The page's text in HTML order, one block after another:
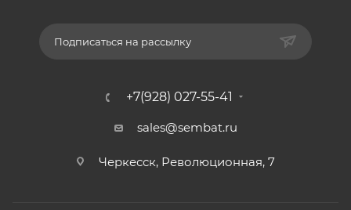
Подписаться на рассылку
+7(928) 027-55-41
sales@sembat.ru
Черкесск, Революционная, 7